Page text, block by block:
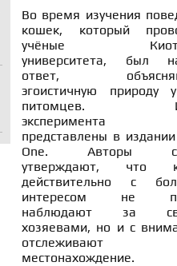
Во время изучения
кошек, который
учёные
университета, был
ответ,
эгоистичную природу
питомцев.
эксперимента
представлены в издании
One. Авторы
утверждают, что
действительно с
интересом не
наблюдают за
хозяевами, но и с
местонахождение.